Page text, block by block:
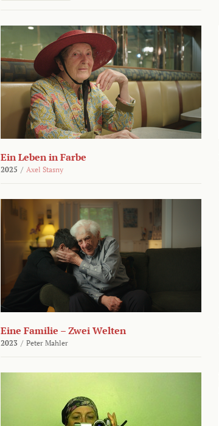
Ein Leben in Farbe
2025 / Axel Stasny
Eine Familie – Zwei Welten
2023 / Peter Mahler